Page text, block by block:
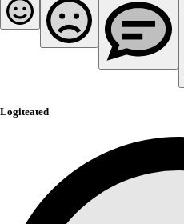
Logiteated